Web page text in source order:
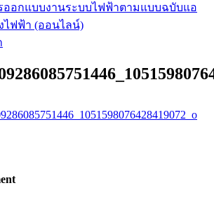
ออกแบบงานระบบไฟฟ้าตามแบบฉบับแอ
ไฟฟ้า (ออนไลน์)